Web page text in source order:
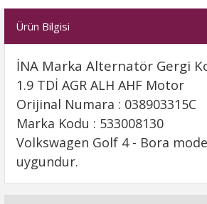
Ürün Bilgisi
İNA Marka Alternatör Gergi
1.9 TDİ AGR ALH AHF Motor
Orijinal Numara : 038903315C
Marka Kodu : 533008130
Volkswagen Golf 4 - Bora
uygundur.